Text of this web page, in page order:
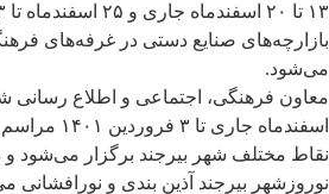
بازارچه‌های صنایع دستی در غرفه‌های
می‌شود.
اسفندماه
نقاط مختلف شهر بیرجند برگزار می‌شود و
نوروزشهر بیرجند آذین بندی و نورافشانی